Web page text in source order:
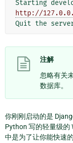
http://
注解
忽略有关
数据库。
你刚刚启动的是
Python 写的轻量级的
中是为了让你能快速